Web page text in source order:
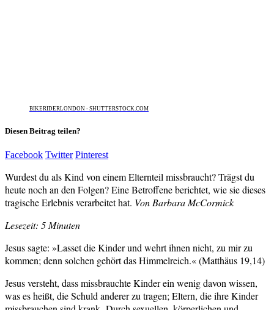
BIKERIDERLONDON - SHUTTERSTOCK.COM
Diesen Beitrag teilen?
Facebook Twitter Pinterest
Wurdest du als Kind von einem Elternteil missbraucht? Trägst du
heute noch an den Folgen?Eine Betroffene berichtet, wie sie dieses
tragische Erlebnis verarbeitet hat. Von Barbara McCormick
Lesezeit: 5 Minuten
Jesus sagte: »Lasset die Kinder und wehrt ihnen nicht, zu mir zu
kommen; denn solchen gehört das Himmelreich.« (Matthäus 19,14)
Jesus versteht, dass missbrauchte Kinder ein wenig davon wissen,
was es heißt, die Schuld anderer zu tragen; Eltern, die ihre Kinder